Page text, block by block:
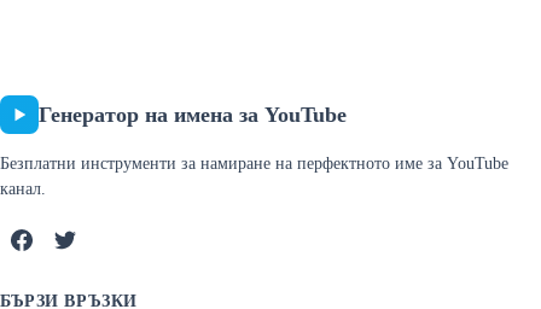
Генератор на имена за YouTube
Безплатни инструменти за намиране на перфектното име за YouTube
канал.
БЪРЗИ ВРЪЗКИ